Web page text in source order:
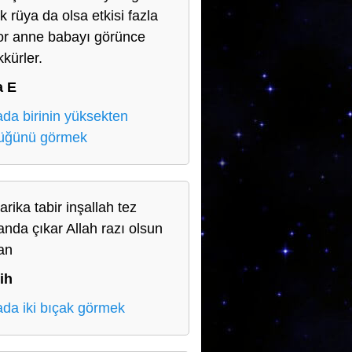
rüya da olsa etkisi fazla
anne babayı görünce
E
birinin yüksekten
görmek
tabir inşallah tez
çıkar Allah razı olsun
iki bıçak görmek